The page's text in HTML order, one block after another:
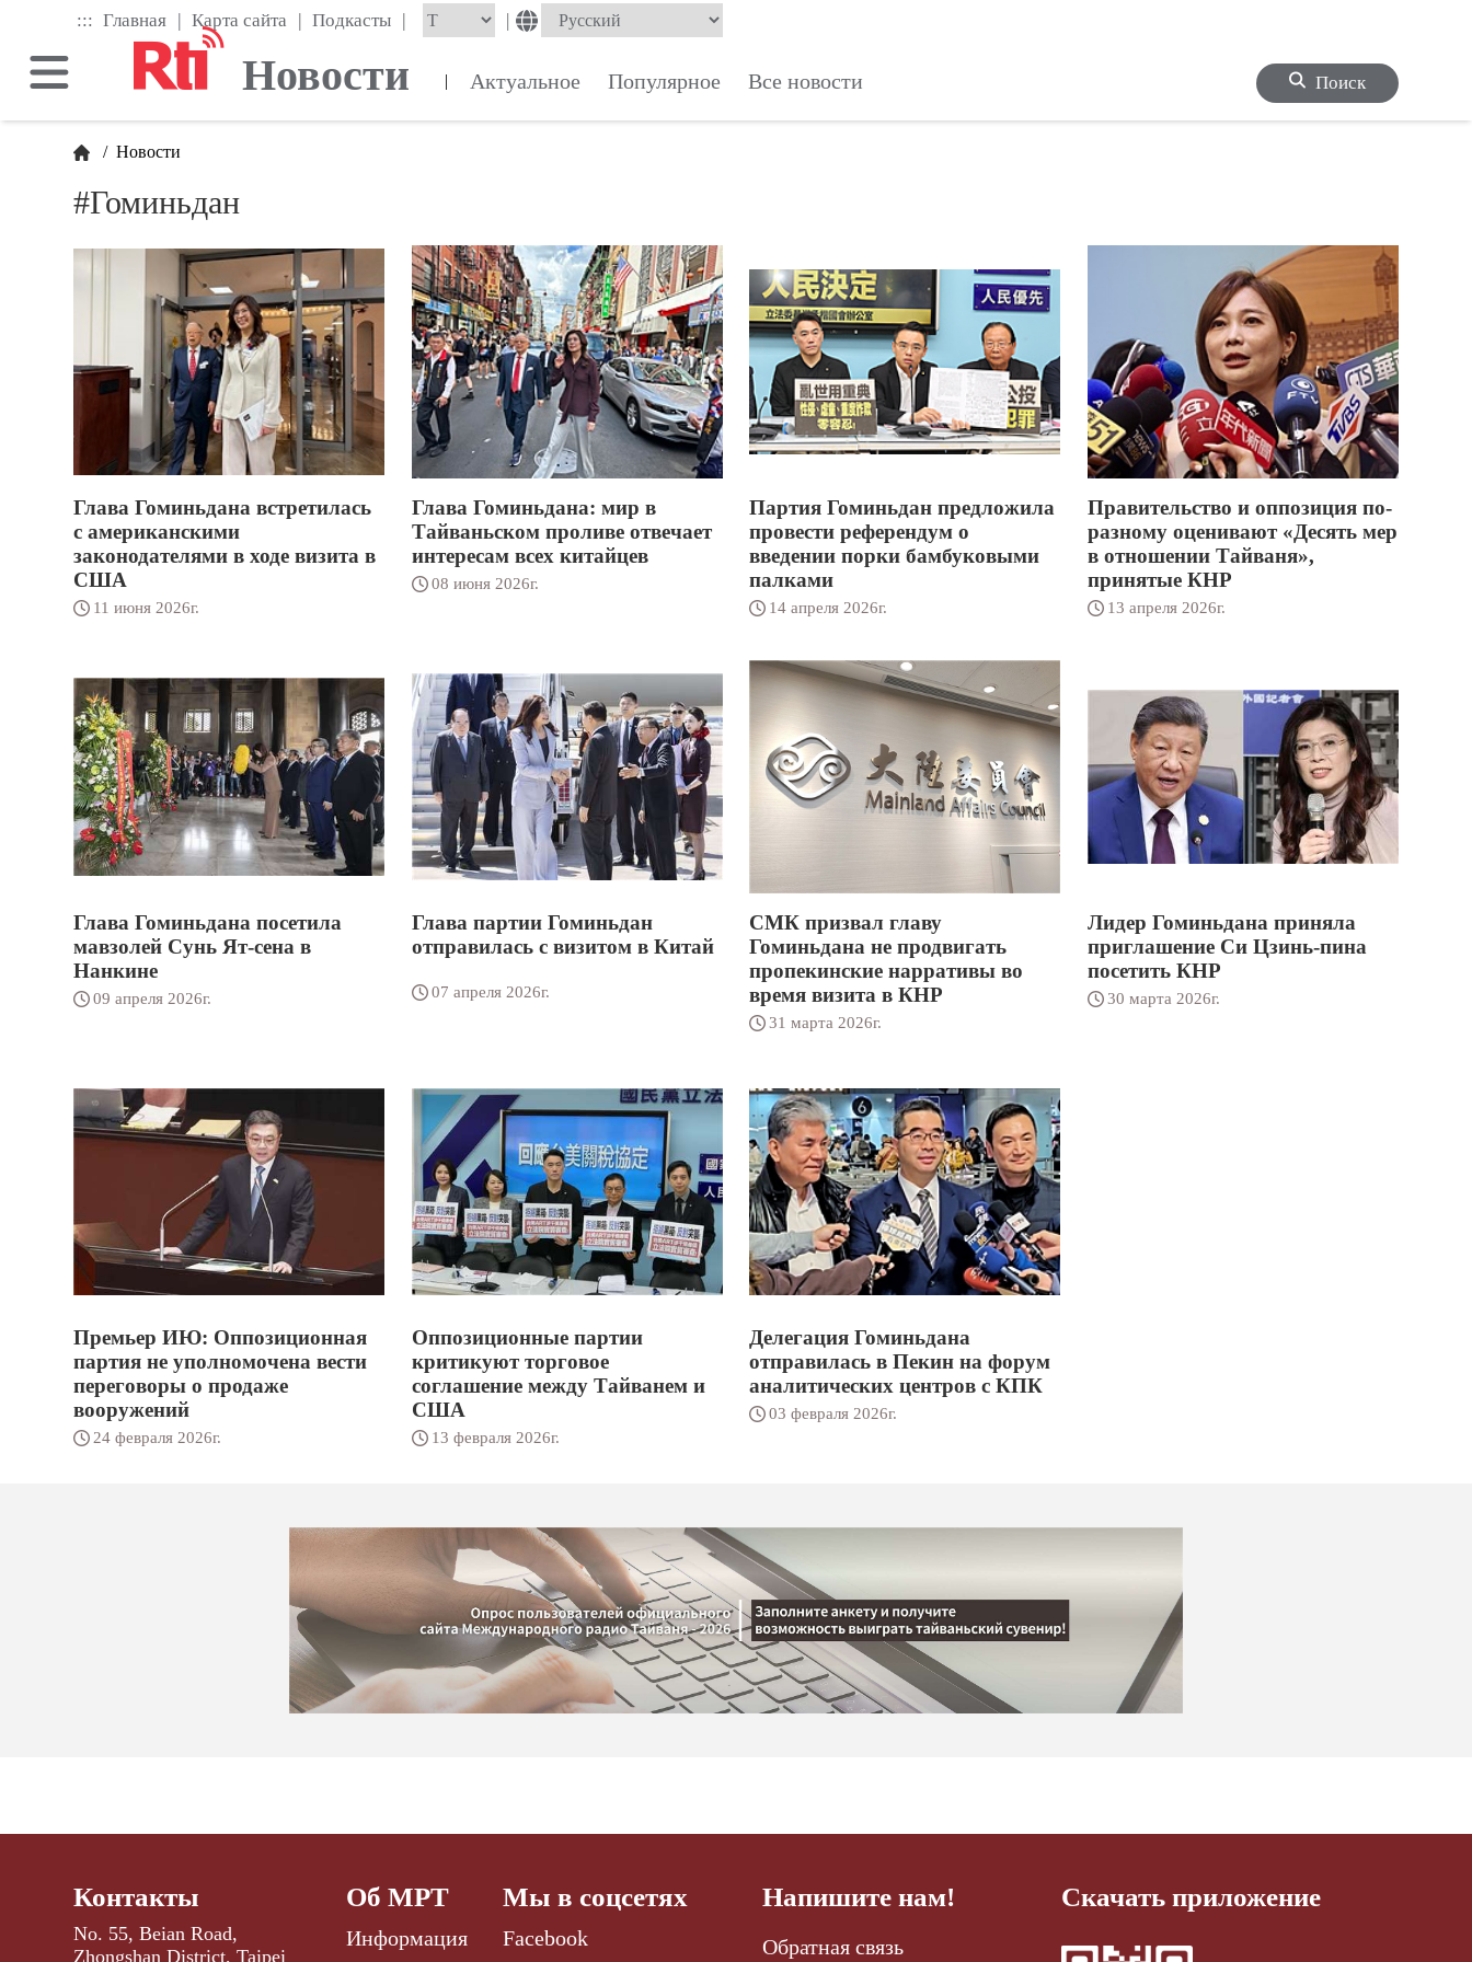
main
content
::: Главная | Карта сайта | Подкасты | |
Новости | Актуальное Популярное Все новости Поиск
/ Новости
#Гоминьдан
Глава Гоминьдана встретилась
с американскими
законодателями в ходе визита в
США
11 июня 2026г.
Глава Гоминьдана: мир в
Тайваньском проливе отвечает
интересам всех китайцев
08 июня 2026г.
Партия Гоминьдан предложила
провести референдум о
введении порки бамбуковыми
палками
14 апреля 2026г.
Правительство и оппозиция по-
разному оценивают «Десять мер
в отношении Тайваня»,
принятые КНР
13 апреля 2026г.
Глава Гоминьдана посетила
мавзолей Сунь Ят-сена в
Нанкине
09 апреля 2026г.
Глава партии Гоминьдан
отправилась с визитом в Китай
07 апреля 2026г.
СМК призвал главу
Гоминьдана не продвигать
пропекинские нарративы во
время визита в КНР
31 марта 2026г.
Лидер Гоминьдана приняла
приглашение Си Цзинь-пина
посетить КНР
30 марта 2026г.
Премьер ИЮ: Оппозиционная
партия не уполномочена вести
переговоры о продаже
вооружений
24 февраля 2026г.
Оппозиционные партии
критикуют торговое
соглашение между Тайванем и
США
13 февраля 2026г.
Делегация Гоминьдана
отправилась в Пекин на форум
аналитических центров с КПК
03 февраля 2026г.
Контакты
No. 55, Beian Road,
Zhongshan District, Taipei
Об МРТ
Информация
Мы в соцсетях
Facebook
Напишите нам!
Обратная связь
Скачать приложение